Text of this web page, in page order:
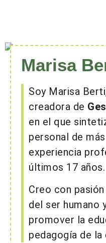
Marisa
Soy Marisa
creadora de
en el que
personal de
experiencia
últimos 17 años.
Creo con
del ser humano
promover la
pedagogía de